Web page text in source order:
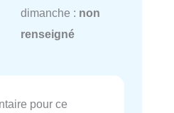
dimanche : non
renseigné
pour ce